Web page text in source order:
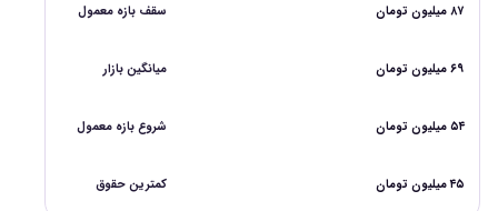
سقف بازه معمول ۸۷ میلیون تومان
میانگین بازار ۶۹ میلیون تومان
شروع بازه معمول ۵۴ میلیون تومان
کمترین حقوق ۴۵ میلیون تومان